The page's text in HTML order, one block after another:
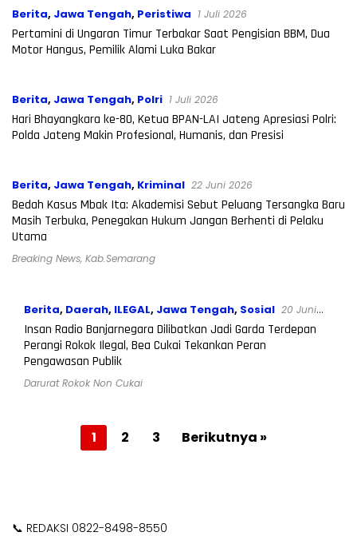
Berita, Jawa Tengah, Peristiwa 1 Juli 2026
Pertamini di Ungaran Timur Terbakar Saat Pengisian BBM, Dua
Motor Hangus, Pemilik Alami Luka Bakar
Berita, Jawa Tengah, Polri 1 Juli 2026
Hari Bhayangkara ke-80, Ketua BPAN-LAI Jateng Apresiasi Polri:
Polda Jateng Makin Profesional, Humanis, dan Presisi
Berita, Jawa Tengah, Kriminal 22 Juni 2026
Bedah Kasus Mbak Ita: Akademisi Sebut Peluang Tersangka Baru
Masih Terbuka, Penegakan Hukum Jangan Berhenti di Pelaku
Utama
Breaking News, Kab.Semarang
Berita, Daerah, ILEGAL, Jawa Tengah, Sosial 20 Juni
2026
Insan Radio Banjarnegara Dilibatkan Jadi Garda Terdepan
Perangi Rokok Ilegal, Bea Cukai Tekankan Peran
Pengawasan Publik
Darurat Rokok Non Cukai
1 2 3 Berikutnya »
📞 REDAKSI 0822-8498-8550